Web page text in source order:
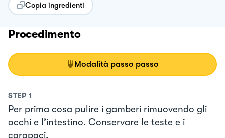
Copia ingredienti
Procedimento
Modalità passo passo
STEP 1
Per prima cosa pulire i gamberi rimuovendo gli
occhi e l’intestino. Conservare le teste e i
carapaci.